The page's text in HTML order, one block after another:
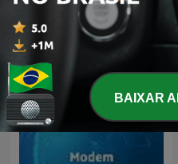
BAIXAR